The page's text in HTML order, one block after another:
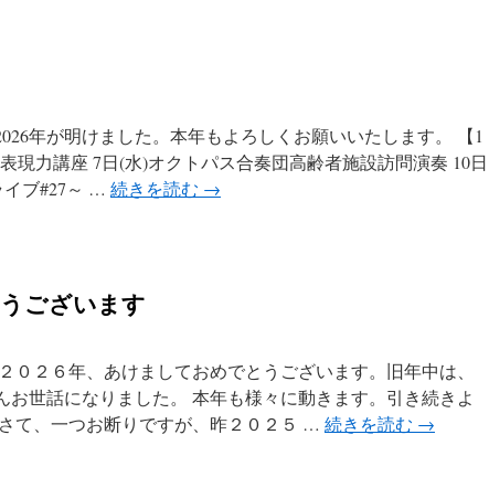
年が明けました。本年もよろしくお願いいたします。 【1
現力講座 7日(水)オクトパス合奏団高齢者施設訪問演奏 10日
イブ#27～ … 続きを読む →
ございます
０２６年、あけましておめでとうございます。旧年中は、
お世話になりました。 本年も様々に動きます。引き続きよ
て、一つお断りですが、昨２０２５ … 続きを読む →